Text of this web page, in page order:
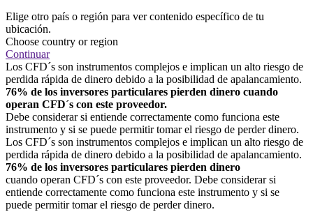
Elige otro país o región para ver contenido específico de tu
ubicación.
Choose country or region
Continuar
Los CFD´s son instrumentos complejos e implican un alto riesgo de
perdida rápida de dinero debido a la posibilidad de apalancamiento.
76% de los inversores particulares pierden dinero cuando
operan CFD´s con este proveedor.
Debe considerar si entiende correctamente como funciona este
instrumento y si se puede permitir tomar el riesgo de perder dinero.
Los CFD´s son instrumentos complejos e implican un alto riesgo de
perdida rápida de dinero debido a la posibilidad de apalancamiento.
76% de los inversores particulares pierden dinero
cuando operan CFD´s con este proveedor. Debe considerar si
entiende correctamente como funciona este instrumento y si se
puede permitir tomar el riesgo de perder dinero.